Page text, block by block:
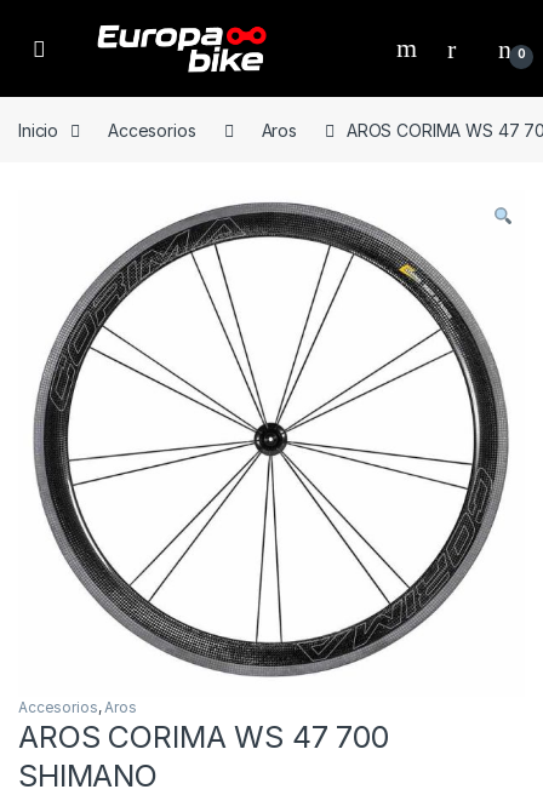
Open 0
Inicio Accesorios Aros AROS CORIMA WS 47
Accesorios, Aros
AROS CORIMA WS 47 700
SHIMANO